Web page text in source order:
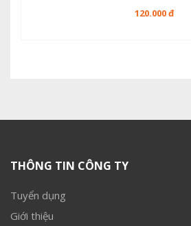
120.000 đ
THÔNG TIN CÔNG TY
Tuyển dụng
Giới thiệu